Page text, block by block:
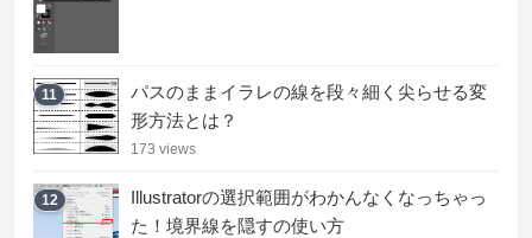
11
パスのままイラレの線を段々細く尖らせる変
形方法とは？
173 views
12
Illustratorの選択範囲がわかんなくなっちゃっ
た！境界線を隠すの使い方